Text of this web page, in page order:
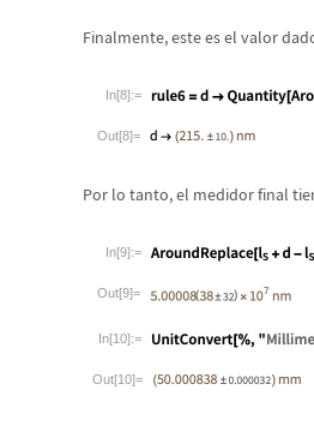
Finalmente, este es el valor
In[8]:=
Out[8]=
Por lo tanto, el medidor final
In[9]:=
Out[9]=
In[10]:=
Out[10]=